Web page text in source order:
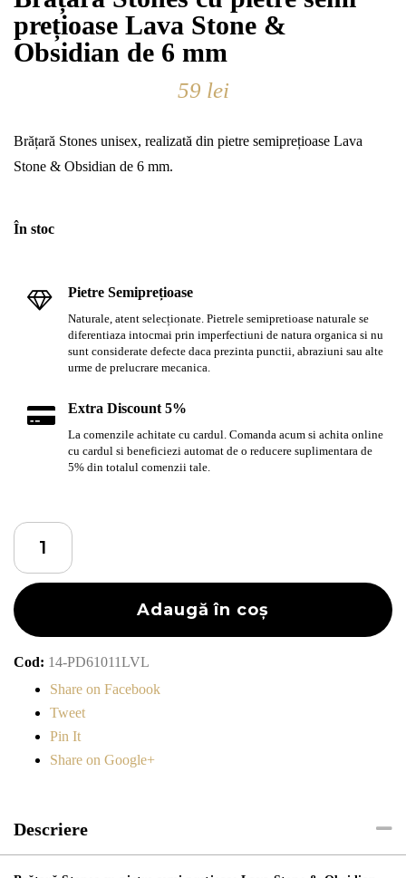
prețioase Lava Stone &
Obsidian de 6 mm
59 lei
Brățară Stones unisex, realizată din pietre semiprețioase Lava
Stone & Obsidian de 6 mm.
În stoc
Pietre Semiprețioase
Naturale, atent selecționate. Pietrele semipretioase naturale se
diferentiaza intocmai prin imperfectiuni de natura organica si nu
sunt considerate defecte daca prezinta punctii, abraziuni sau alte
urme de prelucrare mecanica.
Extra Discount 5%
La comenzile achitate cu cardul. Comanda acum si achita online
cu cardul si beneficiezi automat de o reducere suplimentara de
5% din totalul comenzii tale.
Cantitate
Brățară
Stones
cu
pietre
Obsidian
mm
Adaugă în coș
Cod: 14-PD61011LVL
Share on Facebook
Tweet
Pin It
Share on Google+
Descriere